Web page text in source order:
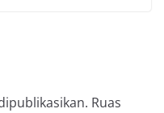
Ruas